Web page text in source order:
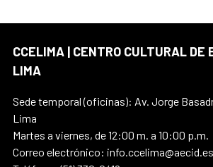
CCELIMA | CENTRO CULTURAL DE
LIMA
Sede temporal (oficinas): Av. Jorge
Lima
Martes a viernes, de 12:00 m. a 10:00 p.m.
Correo electrónico: info.ccelima@aecid.es